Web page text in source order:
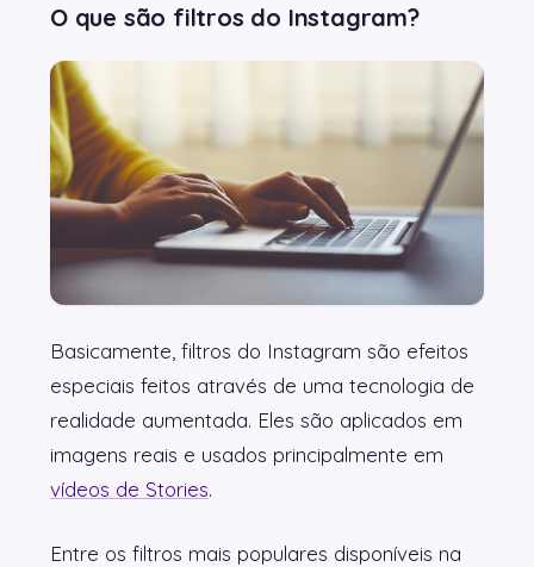
O que são filtros do Instagram?
Basicamente, filtros do Instagram são efeitos
especiais feitos através de uma tecnologia de
realidade aumentada. Eles são aplicados em
imagens reais e usados principalmente em
vídeos de Stories.
Entre os filtros mais populares disponíveis na